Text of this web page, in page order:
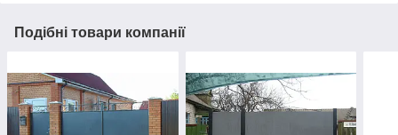
Подібні товари компанії